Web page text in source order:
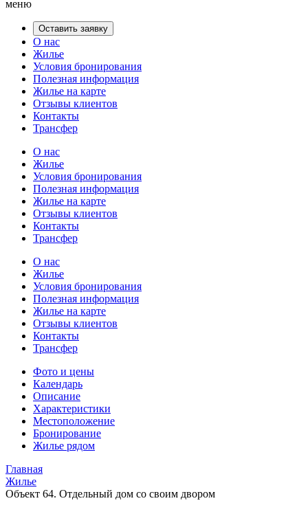
меню
Оставить заявку
О нас
Жилье
Условия бронирования
Полезная информация
Жилье на карте
Отзывы клиентов
Контакты
Трансфер
О нас
Жилье
Условия бронирования
Полезная информация
Жилье на карте
Отзывы клиентов
Контакты
Трансфер
О нас
Жилье
Условия бронирования
Полезная информация
Жилье на карте
Отзывы клиентов
Контакты
Трансфер
Фото и цены
Календарь
Описание
Характеристики
Местоположение
Бронирование
Жилье рядом
Главная
Жилье
Объект 64. Отдельный дом со своим двором